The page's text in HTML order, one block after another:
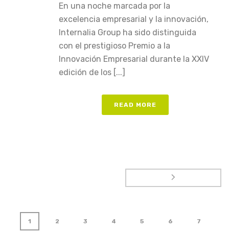
En una noche marcada por la
excelencia empresarial y la innovación,
Internalia Group ha sido distinguida
con el prestigioso Premio a la
Innovación Empresarial durante la XXIV
edición de los [...]
READ MORE
1 2 3 4 5 6 7